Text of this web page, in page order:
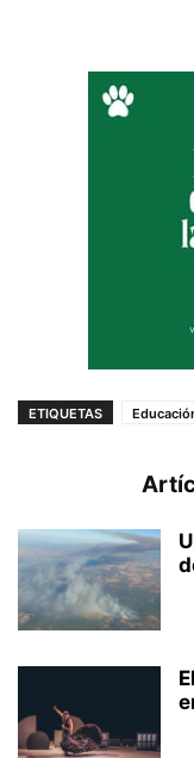
ETIQUETAS